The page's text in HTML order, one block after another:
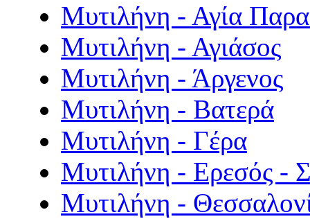
Μυτιλήνη - Αγία
Μυτιλήνη - Αγιάσος
Μυτιλήνη - Άργενος
Μυτιλήνη - Βατερά
Μυτιλήνη - Γέρα
Μυτιλήνη - Ερεσός -
Μυτιλήνη -